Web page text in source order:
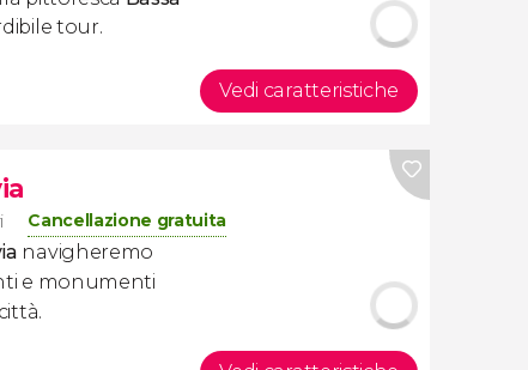
tour.
Vedi caratteristiche
Cancellazione gratuita
navigheremo
e monumenti